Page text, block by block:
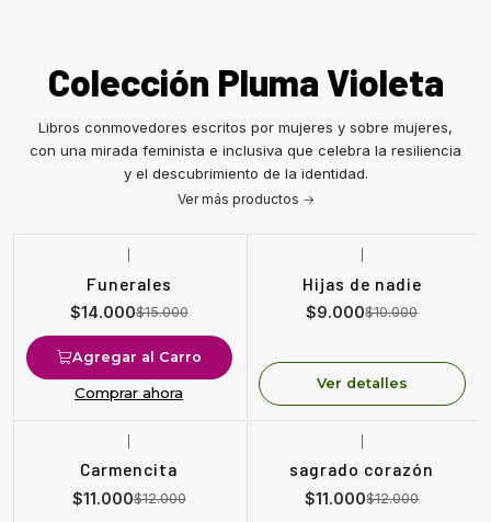
Colección Pluma Violeta
Libros conmovedores escritos por mujeres y sobre mujeres,
con una mirada feminista e inclusiva que celebra la resiliencia
y el descubrimiento de la identidad.
Ver más productos
Funerales
$14.000$15.000
Agregar al Carro
Comprar ahora
Agotado
Hijas de nadie
$9.000$10.000
Ver detalles
Carmencita
$11.000$12.000
sagrado corazón
$11.000$12.000